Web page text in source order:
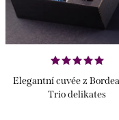
Elegantní cuvée z
Trio delikates